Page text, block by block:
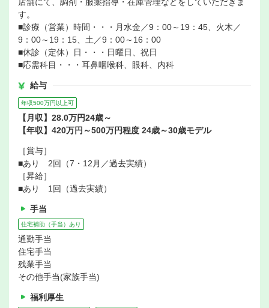
店舗にて、調剤・服薬指導・在庫管理などをしていただきま
す。
■診療（営業）時間・・・月水金／9：00～19：45、火木／
9：00～19：15、土／9：00～16：00
■休診（定休）日・・・日曜日、祝日
■応需科目・・・耳鼻咽喉科、眼科、内科
給与
年収500万円以上可
【月収】28.0万円24歳～
【年収】420万円～500万円程度 24歳～30歳モデル
［賞与］
■あり 2回（7・12月／過去実績）
［昇給］
■あり 1回（過去実績）
手当
住宅補助（手当）あり
通勤手当
住宅手当
残業手当
その他手当(家族手当)
福利厚生